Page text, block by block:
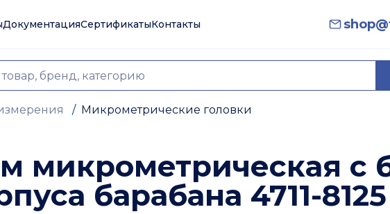
ДокументацияСертификатыКонтакты
/ Микрометрические головки
микрометрическая с
барабана 4711-